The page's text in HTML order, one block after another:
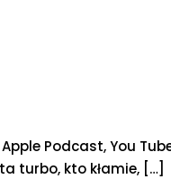
Podcast, You
turbo, kto kłamie, […]